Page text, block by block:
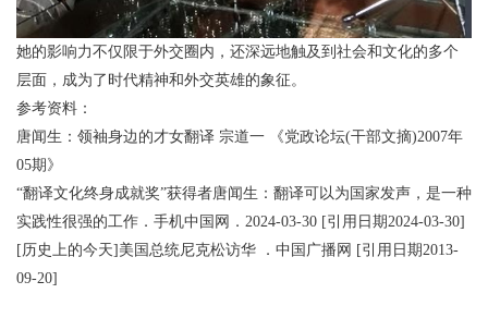
她的影响力不仅限于外交圈内，还深远地触及到社会和文化的多个
层面，成为了时代精神和外交英雄的象征。
参考资料：
唐闻生：领袖身边的才女翻译 宗道一 《党政论坛(干部文摘)2007年
05期》
“翻译文化终身成就奖”获得者唐闻生：翻译可以为国家发声，是一种
实践性很强的工作．手机中国网．2024-03-30 [引用日期2024-03-30]
[历史上的今天]美国总统尼克松访华 ．中国广播网 [引用日期2013-
09-20]